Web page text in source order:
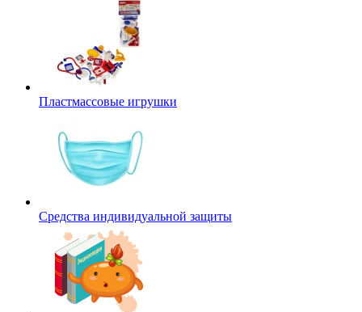
Пластмассовые игрушки
Средства индивидуальной защиты